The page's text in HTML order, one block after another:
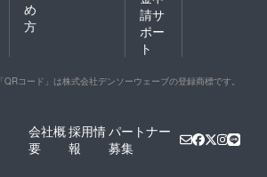
め
方
請サ
ポー
ト
「QRコード」は株式会社デンソーウェーブの登録商標です。
会社概
要
採用情
報
パートナー
募集